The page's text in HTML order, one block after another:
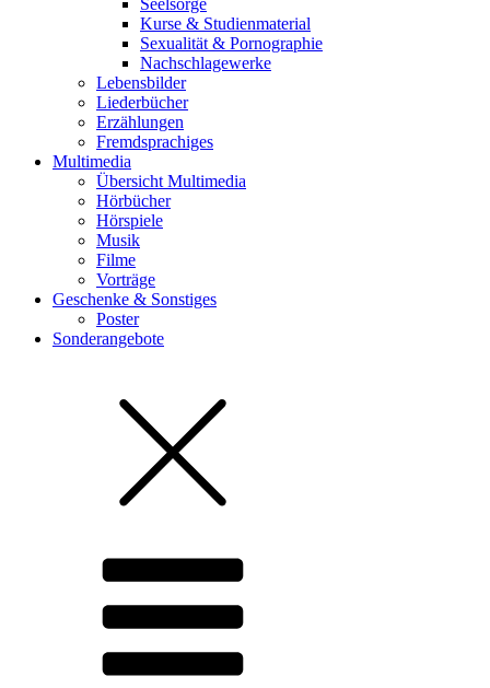
Seelsorge
Kurse & Studienmaterial
Sexualität & Pornographie
Nachschlagewerke
Lebensbilder
Liederbücher
Erzählungen
Fremdsprachiges
Multimedia
Übersicht Multimedia
Hörbücher
Hörspiele
Musik
Filme
Vorträge
Geschenke & Sonstiges
Poster
Sonderangebote